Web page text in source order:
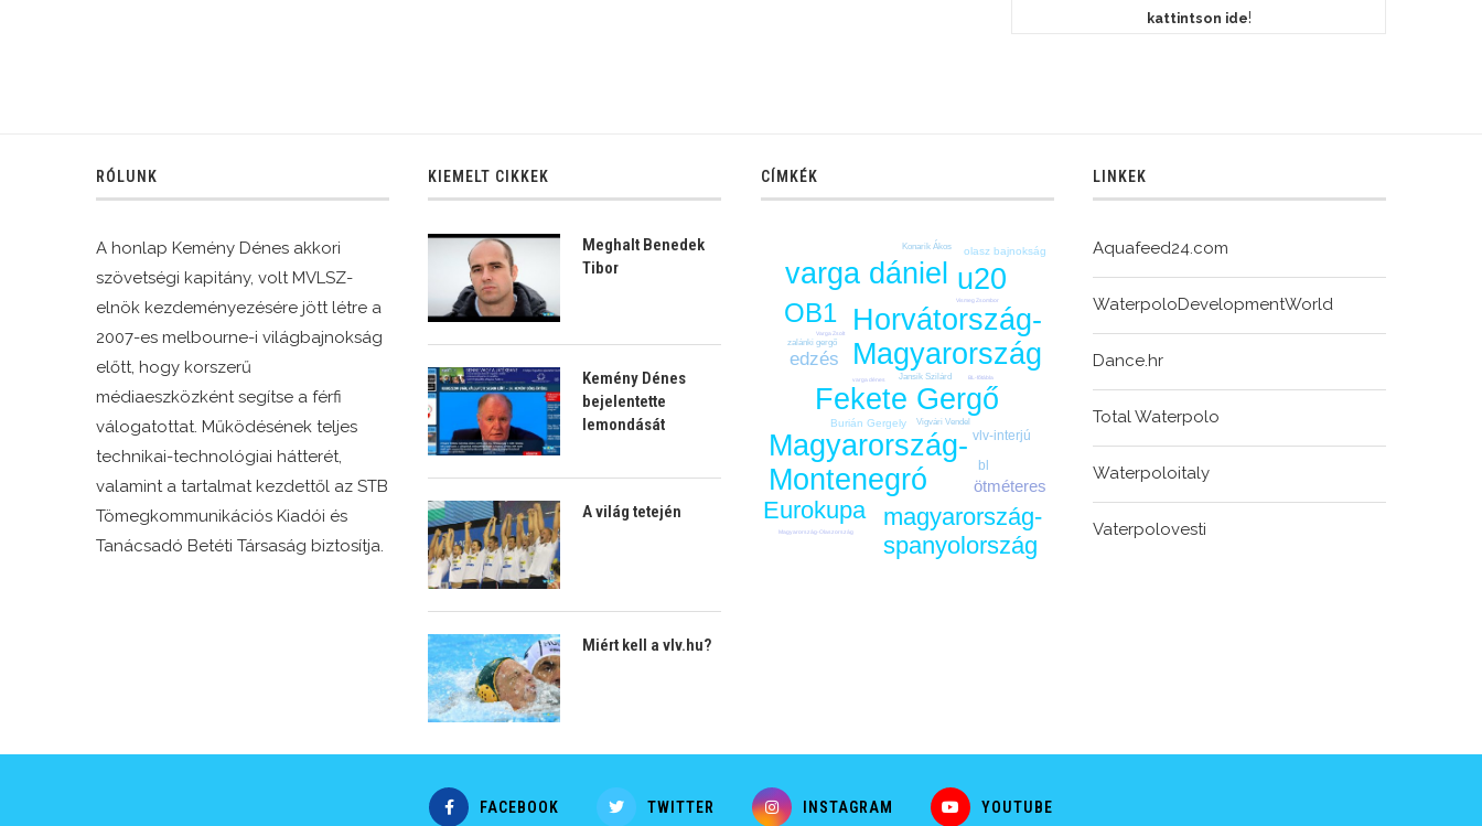
kattintson ide!
RÓLUNK
A honlap Kemény Dénes akkori
szövetségi kapitány, volt MVLSZ-
elnök kezdeményezésére jött létre a
2007-es melbourne-i világbajnokság
előtt, hogy korszerű
médiaeszközként segítse a férfi
válogatottat. Működésének teljes
technikai-technológiai hátterét,
valamint a tartalmat kezdettől az STB
Tömegkommunikációs Kiadói és
Tanácsadó Betéti Társaság biztosítja.
KIEMELT CIKKEK
Meghalt Benedek
Tibor
Kemény Dénes
bejelentette
lemondását
A világ tetején
Miért kell a vlv.hu?
CÍMKÉK
Fekete Gergő
Horvátország-
Magyarország
Magyarország-
Montenegró
u20
varga dániel
OB1
Eurokupa
magyarország-
spanyolország
edzés
ötméteres
bl
vlv-interjú
Burián Gergely
olasz bajnokság
Jansik Szilárd
Konarik Ákos
Vigvári Vendel
zalánki gergő
BL-főtábla
Magyarország-Olaszország
varga dénes
Varga Zsolt
Vismeg Zsombor
LINKEK
Aquafeed24.com
WaterpoloDevelopmentWorld
Dance.hr
Total Waterpolo
Waterpoloitaly
Vaterpolovesti
FACEBOOK TWITTER INSTAGRAM YOUTUBE